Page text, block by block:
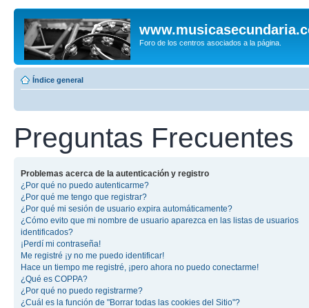
Foro de los centros asociados a la página.
Índice general
Preguntas Frecuentes
Problemas acerca de la autenticación y registro
¿Por qué no puedo autenticarme?
¿Por qué me tengo que registrar?
¿Por qué mi sesión de usuario expira automáticamente?
¿Cómo evito que mi nombre de usuario aparezca en las listas de usuarios
identificados?
¡Perdí mi contraseña!
Me registré ¡y no me puedo identificar!
Hace un tiempo me registré, ¡pero ahora no puedo conectarme!
¿Qué es COPPA?
¿Por qué no puedo registrarme?
¿Cuál es la función de "Borrar todas las cookies del Sitio"?